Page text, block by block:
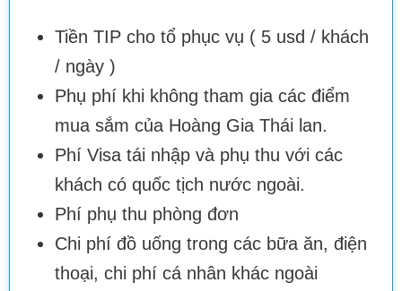
Tiền TIP cho tổ phục vụ ( 5 usd / khách
/ ngày )
Phụ phí khi không tham gia các điểm
mua sắm của Hoàng Gia Thái lan.
Phí Visa tái nhập và phụ thu với các
khách có quốc tịch nước ngoài.
Phí phụ thu phòng đơn
Chi phí đồ uống trong các bữa ăn, điện
thoại, chi phí cá nhân khác ngoài